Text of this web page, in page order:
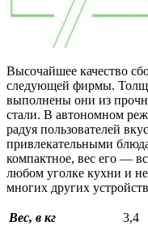
Высочайшее качество
следующей фирмы.
выполнены они из
стали. В автономном
радуя пользователей
привлекательными
компактное, вес его —
любом уголке кухни и
многих других
Вес, в кг
3,4